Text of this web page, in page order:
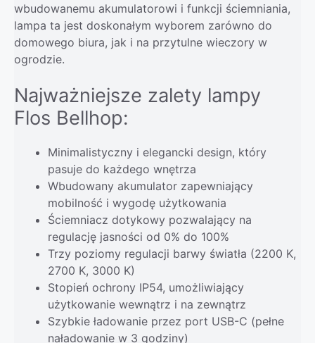
wbudowanemu akumulatorowi i funkcji ściemniania,
lampa ta jest doskonałym wyborem zarówno do
domowego biura, jak i na przytulne wieczory w
ogrodzie.
Najważniejsze zalety lampy
Flos Bellhop:
Minimalistyczny i elegancki design, który
pasuje do każdego wnętrza
Wbudowany akumulator zapewniający
mobilność i wygodę użytkowania
Ściemniacz dotykowy pozwalający na
regulację jasności od 0% do 100%
Trzy poziomy regulacji barwy światła (2200 K,
2700 K, 3000 K)
Stopień ochrony IP54, umożliwiający
użytkowanie wewnątrz i na zewnątrz
Szybkie ładowanie przez port USB-C (pełne
naładowanie w 3 godziny)